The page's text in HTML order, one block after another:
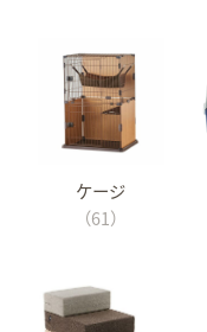
ケージ
（61）